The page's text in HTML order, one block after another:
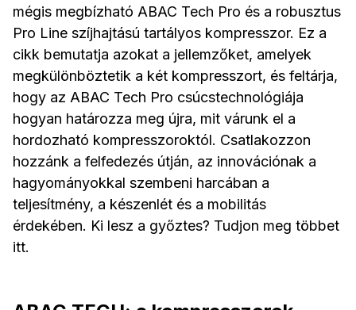
mégis megbízható ABAC Tech Pro és a robusztus
Pro Line szíjhajtású tartályos kompresszor. Ez a
cikk bemutatja azokat a jellemzőket, amelyek
megkülönböztetik a két kompresszort, és feltárja,
hogy az ABAC Tech Pro csúcstechnológiája
hogyan határozza meg újra, mit várunk el a
hordozható kompresszoroktól. Csatlakozzon
hozzánk a felfedezés útján, az innovációnak a
hagyományokkal szembeni harcában a
teljesítmény, a készenlét és a mobilitás
érdekében. Ki lesz a győztes? Tudjon meg többet
itt.